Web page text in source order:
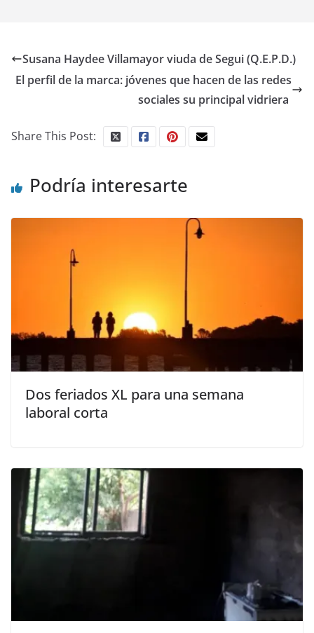
Susana Haydee Villamayor viuda de Segui (Q.E.P.D.)
El perfil de la marca: jóvenes que hacen de las redes
sociales su principal vidriera
Share This Post:
Podría interesarte
Dos feriados XL para una semana
laboral corta